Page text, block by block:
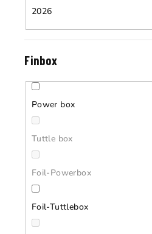
2026
Finbox
Power box
Tuttle box
Foil-Powerbox
Foil-Tuttlebox